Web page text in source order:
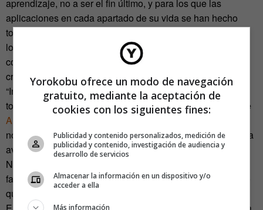
aprendizaje, no a ser el fin último, y para los que las
aplicaciones en cada apartado de su vida se han hecho
totalmente lógicas, desde ayudar a sus padres en la
localización de ganado hasta comunicarse con otros niños
como ellos en cualquier parte del mundo para seguir
creciendo.
“Internet es un lugar muy grande donde puedo encontrar
todo”. Es una frase magistral de Jaime, el hijo de 5 años de
Alberto Calero
, pronunciada en la década de los 90 y que
nos remueve para darnos cuenta de que debemos ayudar a
avanzar más que limitar la velocidad de sus mentes.
Nuestro camino debería ser el de exploradores del terrero,
facilitadores del camino, en vez de pastores de una rebaño
que no sabe cómo llegar a ningún lado.
Yorokobu ofrece un modo de navegación
gratuito, mediante la aceptación de
cookies con los siguientes fines:
Publicidad y contenido personalizados, medición de
publicidad y contenido, investigación de audiencia y
desarrollo de servicios
Almacenar la información en un dispositivo y/o
acceder a ella
Más información